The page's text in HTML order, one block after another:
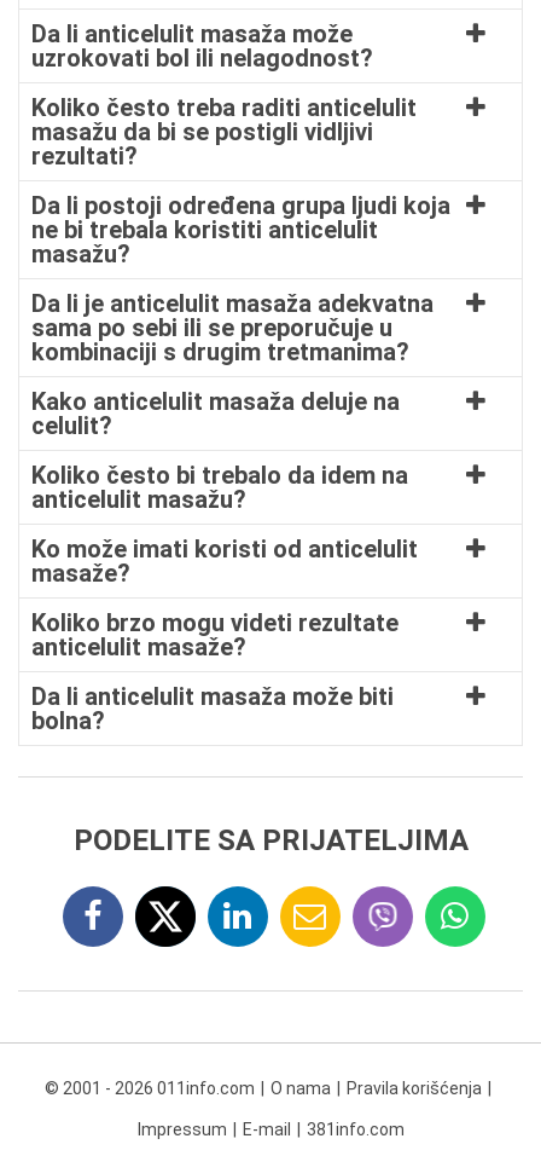
Da li anticelulit masaža može
uzrokovati bol ili nelagodnost?
Koliko često treba raditi anticelulit
masažu da bi se postigli vidljivi
rezultati?
Da li postoji određena grupa ljudi koja
ne bi trebala koristiti anticelulit
masažu?
Da li je anticelulit masaža adekvatna
sama po sebi ili se preporučuje u
kombinaciji s drugim tretmanima?
Kako anticelulit masaža deluje na
celulit?
Koliko često bi trebalo da idem na
anticelulit masažu?
Ko može imati koristi od anticelulit
masaže?
Koliko brzo mogu videti rezultate
anticelulit masaže?
Da li anticelulit masaža može biti
bolna?
PODELITE SA PRIJATELJIMA
© 2001 - 2026 011info.com O nama Pravila korišćenja
Impressum E-mail 381info.com